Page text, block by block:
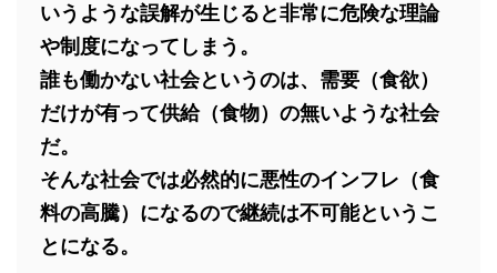
いうような誤解が生じると非常に危険な理論
や制度になってしまう。
誰も働かない社会というのは、需要（食欲）
だけが有って供給（食物）の無いような社会
だ。
そんな社会では必然的に悪性のインフレ（食
料の高騰）になるので継続は不可能というこ
とになる。